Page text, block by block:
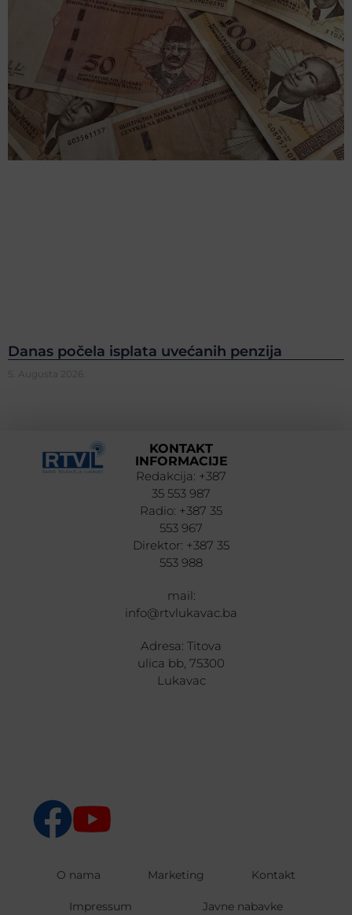
Danas počela isplata uvećanih penzija
5. Augusta 2026.
KONTAKT
INFORMACIJE
Redakcija: +387
35 553 987
Radio: +387 35
553 967
Direktor: +387 35
553 988
mail:
info@rtvlukavac.ba
Adresa: Titova
ulica bb, 75300
Lukavac
O nama Marketing Kontakt
Impressum Javne nabavke